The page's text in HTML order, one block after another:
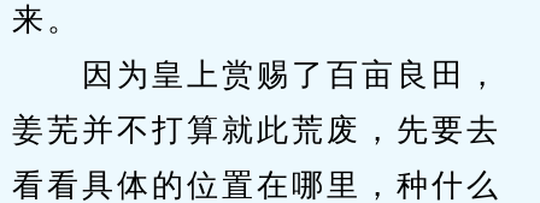
来。
因为皇上赏赐了百亩良田，
姜芜并不打算就此荒废，先要去
看看具体的位置在哪里，种什么